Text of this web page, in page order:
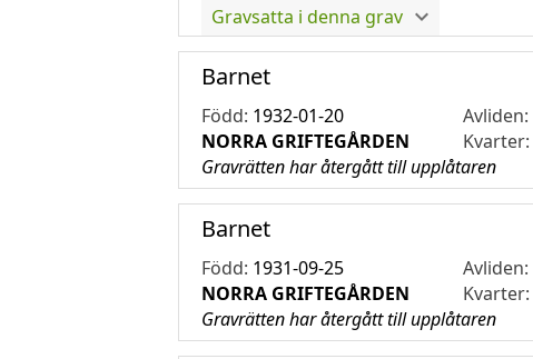
Gravsatta i denna grav
Barnet
Född: 1932-01-20 Avliden:
NORRA GRIFTEGÅRDEN
Kvarter:
Gravrätten har återgått till upplåtaren
Barnet
Född: 1931-09-25 Avliden:
NORRA GRIFTEGÅRDEN
Kvarter:
Gravrätten har återgått till upplåtaren